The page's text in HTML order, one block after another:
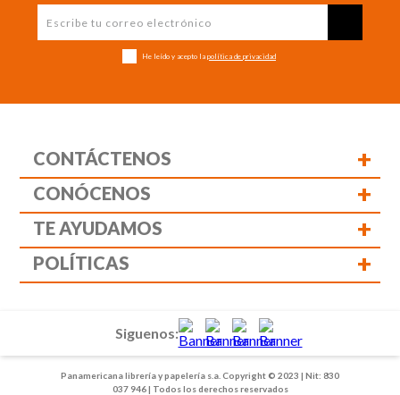
He leído y acepto la política de privacidad
CONTÁCTENOS +
CONÓCENOS +
TE AYUDAMOS +
POLÍTICAS +
Panamericana librería y papelería s.a. Copyright © 2023 | Nit: 830
037 946 | Todos los derechos reservados
Siguenos: